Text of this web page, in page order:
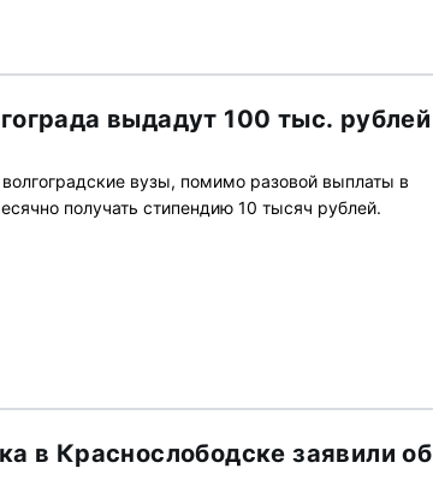
выдадут 100 тыс. рублей
вузы, помимо разовой выплаты в
получать стипендию 10 тысяч рублей.
в Краснослободске заявили об